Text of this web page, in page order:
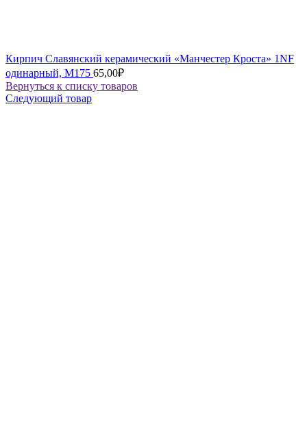
Кирпич Славянский керамический «Манчестер Кроста» 1NF
одинарный, М175 65,00₽
Вернуться к списку товаров
Следующий товар